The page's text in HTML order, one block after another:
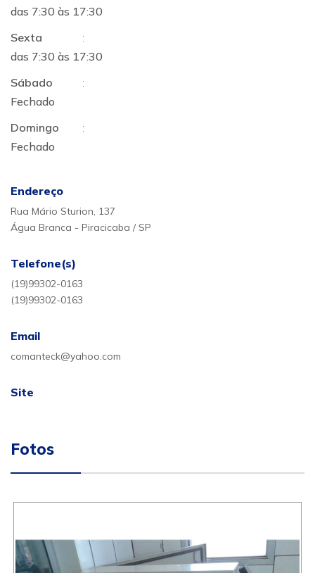
das 7:30 às 17:30
Sexta
:
das 7:30 às 17:30
Sábado
:
Fechado
Domingo
:
Fechado
Endereço
Rua Mário Sturion, 137
Água Branca - Piracicaba / SP
Telefone(s)
(19)99302-0163
(19)99302-0163
Email
comanteck@yahoo.com
Site
Fotos